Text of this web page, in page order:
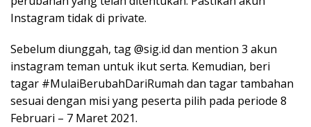
Instagram tidak di private.
Sebelum diunggah, tag @sig.id dan mention 3 akun
instagram teman untuk ikut serta. Kemudian, beri
tagar #MulaiBerubahDariRumah dan tagar tambahan
sesuai dengan misi yang peserta pilih pada periode 8
Februari – 7 Maret 2021.